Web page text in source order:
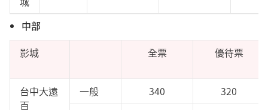
中部
影城
全票 優待票
台中大遠
百
一般 340
320